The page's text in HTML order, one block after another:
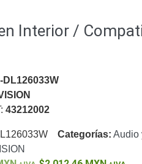
Cajas de
Armados -
Interior /
DL126033W
43212002
Categorías: Audio